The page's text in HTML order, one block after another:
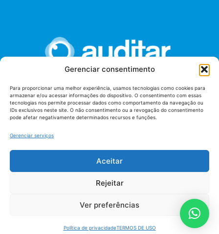
Gerenciar consentimento
Para proporcionar uma melhor experiência, usamos tecnologias como cookies para
armazenar e/ou acessar informações do dispositivo. O consentimento com essas
tecnologias nos permite processar dados como comportamento da navegação ou
IDs exclusivos neste site. O não consentimento ou a revogação do consentimento
pode afetar negativamente determinados recursos e funções.
Gerenciar serviços
Aceitar
Rejeitar
Ver preferências
Política de privacidadeTERMOS DE USO
União dos Auditores Federais de Controle Externo -
AUDITAR
Setor de Administração Federal Sul (SAF/Sul), Qd. 04, Lt. 01
Tribunal de Contas da União (TCU), Subsolo, Sala S04
Termos de uso
AUDITAR todos os direitos reservados - 2026 |Fábrica de Código